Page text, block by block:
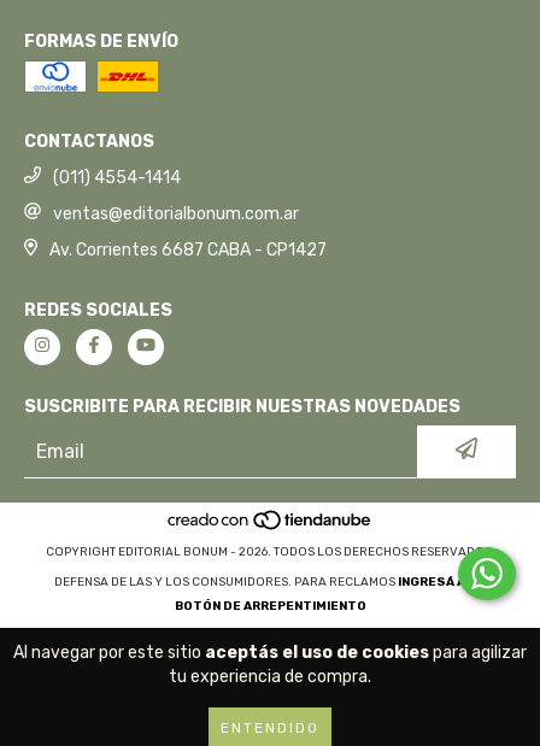
Al navegar por este sitio aceptás el uso de cookiespara agilizar
tu experiencia de compra.
ENTENDIDO
FORMAS DE ENVÍO
CONTACTANOS
(011) 4554-1414
ventas@editorialbonum.com.ar
Av. Corrientes 6687 CABA - CP1427
REDES SOCIALES
SUSCRIBITE PARA RECIBIR NUESTRAS NOVEDADES
COPYRIGHT EDITORIAL BONUM - 2026. TODOS LOS DERECHOS RESERVADOS.
DEFENSA DE LAS Y LOS CONSUMIDORES. PARA RECLAMOS INGRESÁ ACÁ.
BOTÓN DE ARREPENTIMIENTO